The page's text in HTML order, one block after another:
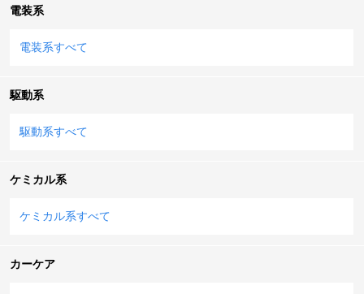
電装系
電装系すべて
駆動系
駆動系すべて
ケミカル系
ケミカル系すべて
カーケア